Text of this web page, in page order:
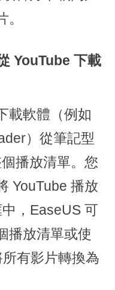
YouTube 下載
載軟體（例如
）從筆記型
播放清單。您
YouTube 播放
，EaseUS 可
播放清單或使
有影片轉換為